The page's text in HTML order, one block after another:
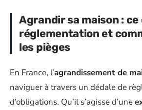
Agrandir sa maison : ce
réglementation et
les pièges
En France, l’agrandissement de
naviguer à travers un dédale de
d’obligations. Qu’il s’agisse d’une